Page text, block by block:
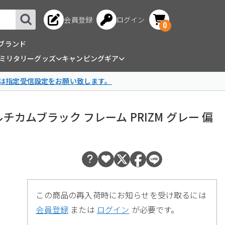
会員登録 ログイン
0
ランド
リタリーグッズ
キャンピングギア
定受信設定をお願い致します。
カムブラック フレーム PRIZM グレー 偏
この商品の再入荷時にお知らせを受け取るには
会員登録 または ログイン が必要です。